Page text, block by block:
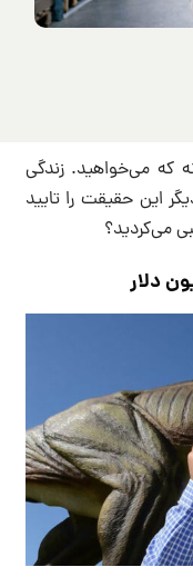
که می‌خواهید. زندگی
این حقیقت را تایید
می‌کردید؟